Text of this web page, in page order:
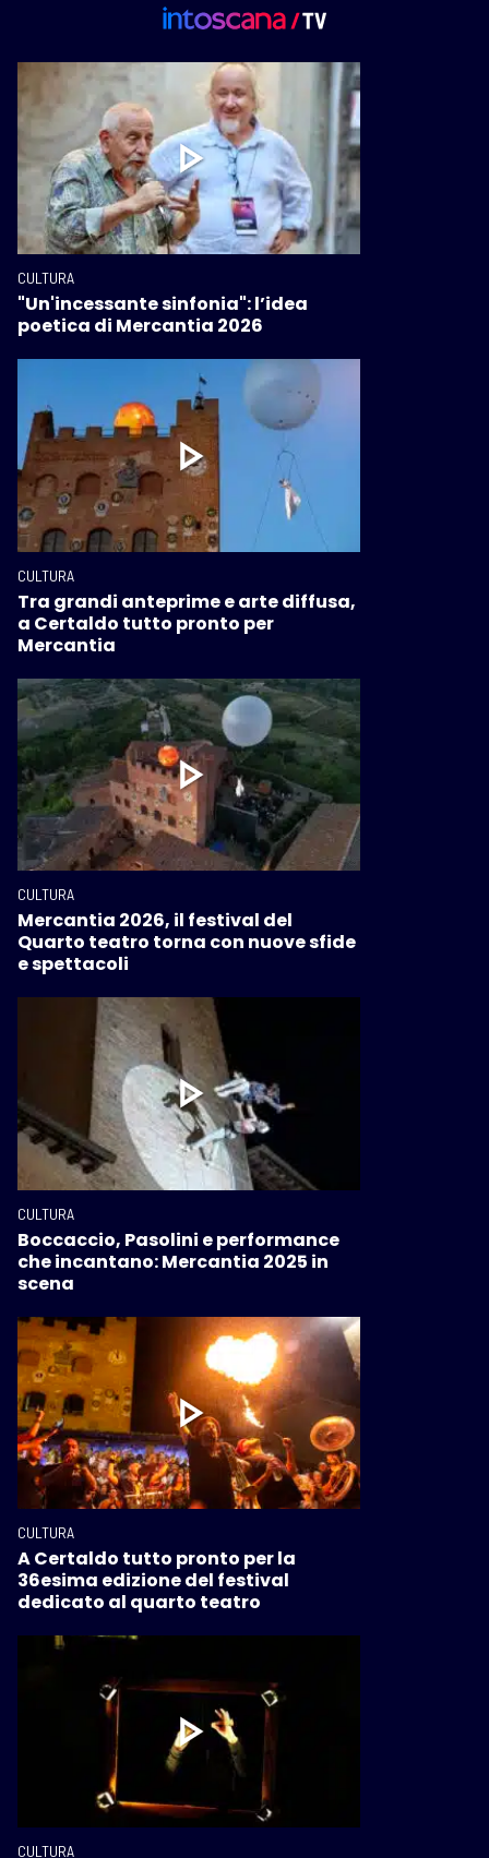
CULTURA
"Un'incessante sinfonia": l’idea
poetica di Mercantia 2026
CULTURA
Tra grandi anteprime e arte diffusa,
a Certaldo tutto pronto per
Mercantia
CULTURA
Mercantia 2026, il festival del
Quarto teatro torna con nuove sfide
e spettacoli
CULTURA
Boccaccio, Pasolini e performance
che incantano: Mercantia 2025 in
scena
CULTURA
A Certaldo tutto pronto per la
36esima edizione del festival
dedicato al quarto teatro
CULTURA